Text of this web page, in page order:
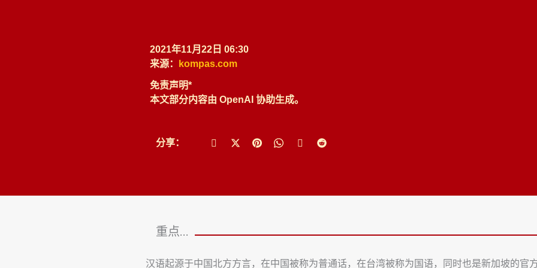
2021年11月22日 06:30
来源：
kompas.com
免责声明*
本文部分内容由 OpenAI 协助生成。
分享：
重点...
汉语起源于中国北方方言，在中国被称为普通话，在台湾被称为国语，同时也是新加坡的官